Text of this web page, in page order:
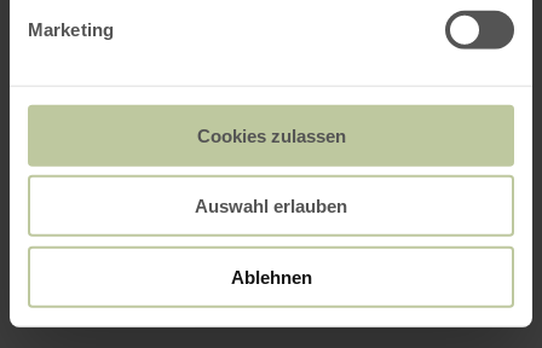
Marketing
Cookies zulassen
Auswahl erlauben
Ablehnen